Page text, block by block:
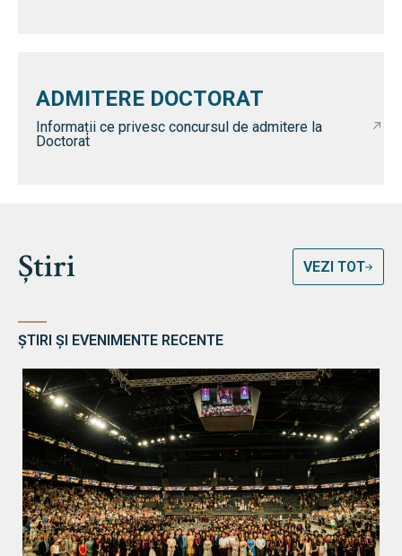
ADMITERE DOCTORAT
Informații ce privesc concursul de admitere la
Doctorat
Știri VEZI TOT
ȘTIRI ȘI EVENIMENTE RECENTE